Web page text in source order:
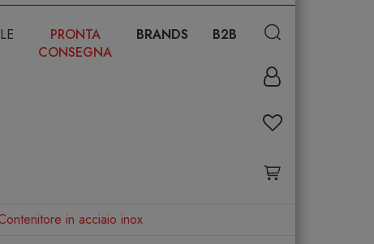
PRONTA
CONSEGNA
BRANDS B2B
in acciaio inox